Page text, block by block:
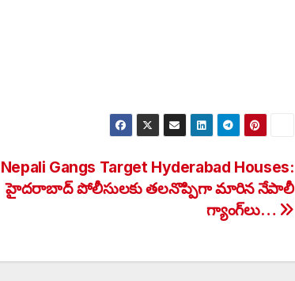
Nepali Gangs Target Hyderabad Houses:
హైదరాబాద్ పోలీసులకు తలనొప్పిగా మారిన నేపాలీ
గ్యాంగ్‌లు…